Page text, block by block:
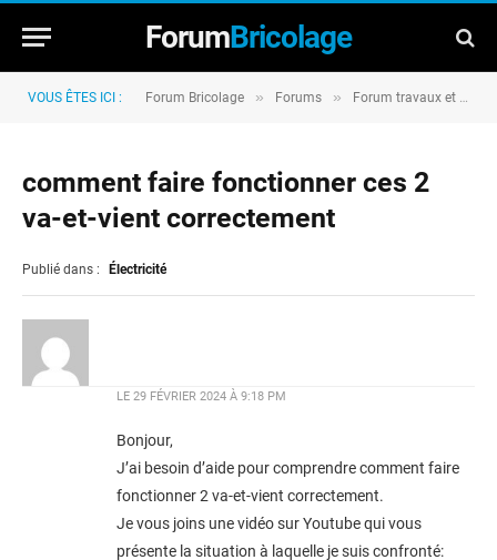
ForumBricolage
VOUS ÊTES ICI : Forum Bricolage » Forums » Forum travaux et rénovation
comment faire fonctionner ces 2
va-et-vient correctement
Publié dans : Électricité
LE 29 FÉVRIER 2024 À 9:18 PM
Bonjour,
J’ai besoin d’aide pour comprendre comment faire
fonctionner 2 va-et-vient correctement.
Je vous joins une vidéo sur Youtube qui vous
présente la situation à laquelle je suis confronté: